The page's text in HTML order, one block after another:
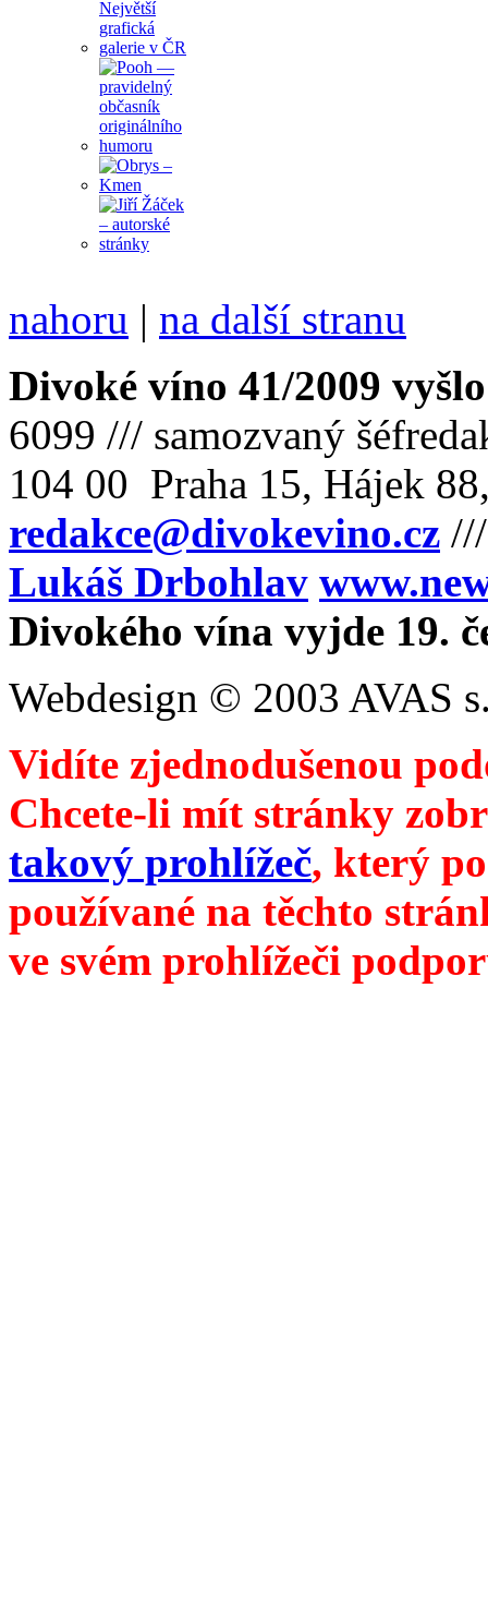
nahoru | na další stranu
Divoké víno 41/2009
6099 /// samozvaný
104 00 Praha 15, Hájek
redakce@divokevino.cz
Lukáš Drbohlav
Divokého vína vyjde 19.
Webdesign © 2003 AVAS
Vidíte zjednodušenou
Chcete-li mít stránky
takový prohlížeč, který
používané na těchto
ve svém prohlížeči